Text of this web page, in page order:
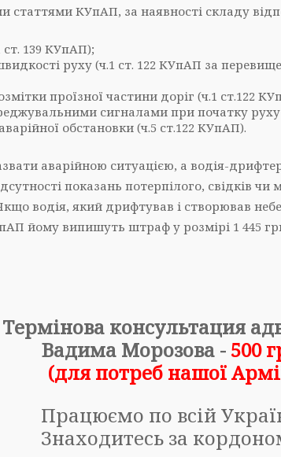
статтями КУпАП, за наявності складу
139 КУпАП);
руху (ч.1 ст. 122 КУпАП за
проїзної частини доріг (ч.1 ст.122
сигналами при початку руху
обстановки (ч.5 ст.122 КУпАП).
аварійною ситуацією, а водія-
показань потерпілого, свідків чи
водія, який дрифтував і створював
йому випишуть штраф у розмірі 1 445
Термінова консультация
Вадима Морозова - 500
(для потреб нашоїАрм
Працюємо по всій
Знаходитесь за